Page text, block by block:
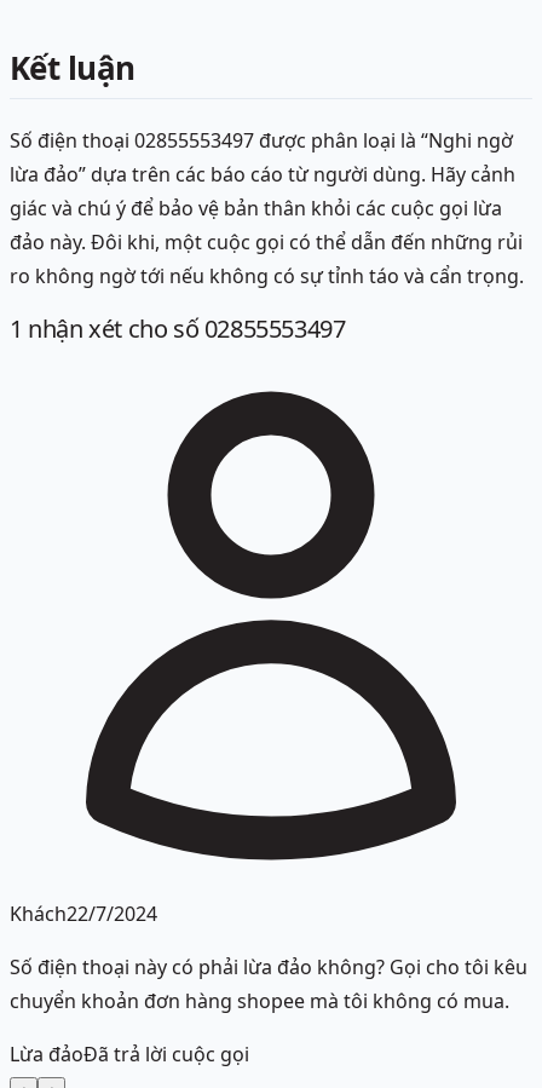
Kết luận
Số điện thoại 02855553497 được phân loại là “Nghi ngờ
lừa đảo” dựa trên các báo cáo từ người dùng. Hãy cảnh
giác và chú ý để bảo vệ bản thân khỏi các cuộc gọi lừa
đảo này. Đôi khi, một cuộc gọi có thể dẫn đến những rủi
ro không ngờ tới nếu không có sự tỉnh táo và cẩn trọng.
1 nhận xét cho số 02855553497
Khách22/7/2024
Số điện thoại này có phải lừa đảo không? Gọi cho tôi kêu
chuyển khoản đơn hàng shopee mà tôi không có mua.
Lừa đảoĐã trả lời cuộc gọi